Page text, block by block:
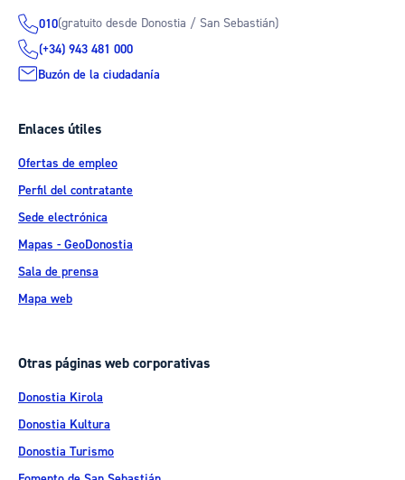
010(gratuito desde Donostia / San Sebastián)
(+34) 943 481 000
Buzón de la ciudadanía
Enlaces útiles
Ofertas de empleo
Perfil del contratante
Sede electrónica
Mapas - GeoDonostia
Sala de prensa
Mapa web
Otras páginas web corporativas
Donostia Kirola
Donostia Kultura
Donostia Turismo